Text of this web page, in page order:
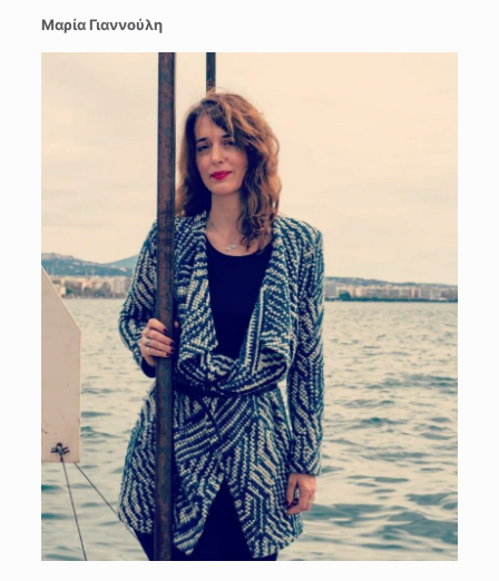
Μαρία Γιαννούλη